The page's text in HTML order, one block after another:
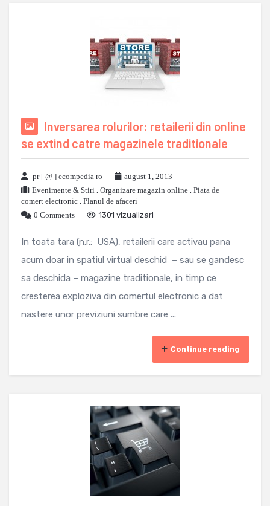
Inversarea rolurilor: retailerii din online
se extind catre magazinele traditionale
pr [ @ ] ecompedia ro
august 1, 2013
Evenimente & Stiri , Organizare magazin online , Piata de
comert electronic , Planul de afaceri
0 Comments
1301 vizualizari
In toata tara (n.r.: USA), retailerii care activau pana
acum doar in spatiul virtual deschid – sau se gandesc
sa deschida – magazine traditionale, in timp ce
cresterea exploziva din comertul electronic a dat
nastere unor previziuni sumbre care ...
Continue reading